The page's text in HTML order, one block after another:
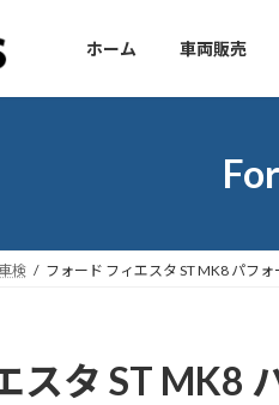
ホーム 車両販売
検 フォード フィエスタ ST MK8 パフ
スタ ST MK8